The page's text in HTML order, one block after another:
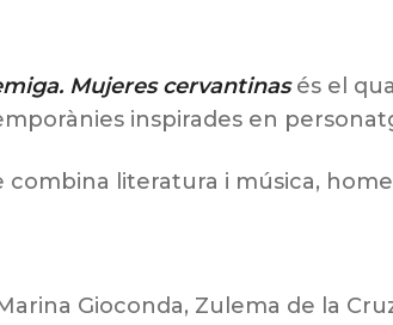
Mujeres cervantinasés el
inspirades en
combina literatura i música,
Gioconda, Zulema de la